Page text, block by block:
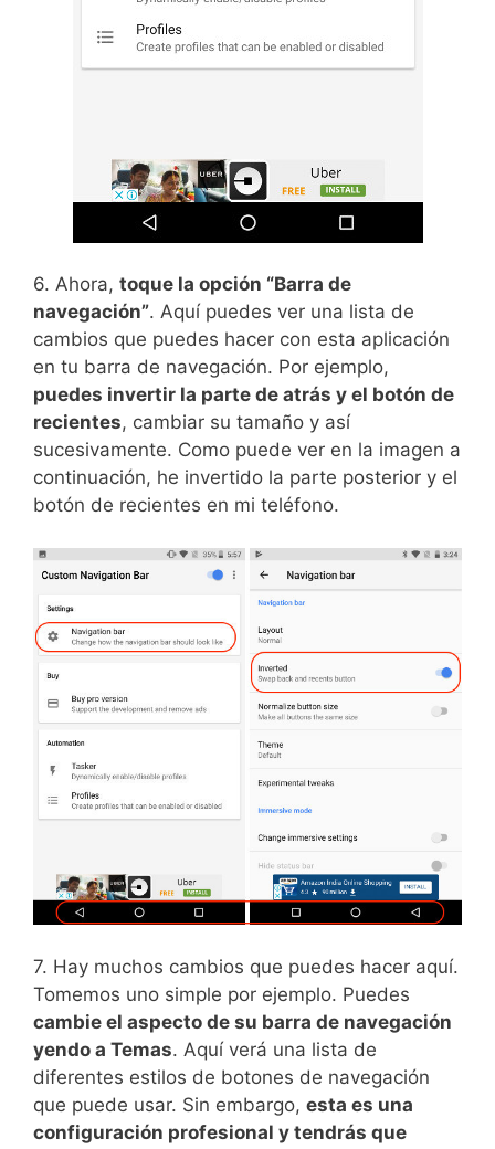
6. Ahora, toque la opción “Barra de
navegación”. Aquí puedes ver una lista de
cambios que puedes hacer con esta aplicación
en tu barra de navegación. Por ejemplo,
puedes invertir la parte de atrás y el botón de
recientes, cambiar su tamaño y así
sucesivamente. Como puede ver en la imagen a
continuación, he invertido la parte posterior y el
botón de recientes en mi teléfono.
7. Hay muchos cambios que puedes hacer aquí.
Tomemos uno simple por ejemplo. Puedes
cambie el aspecto de su barra de navegación
yendo a Temas. Aquí verá una lista de
diferentes estilos de botones de navegación
que puede usar. Sin embargo, esta es una
configuración profesional y tendrás que